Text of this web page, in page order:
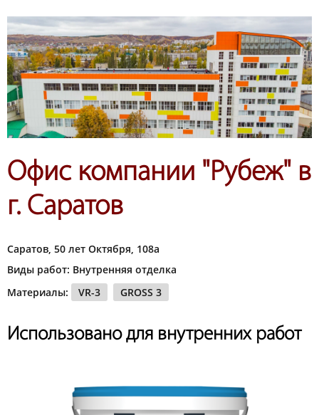
Офис компании "Рубеж" в
г. Саратов
Саратов, 50 лет Октября, 108а
Виды работ: Внутренняя отделка
Материалы:
VR-3 GROSS 3
Использовано для внутренних работ